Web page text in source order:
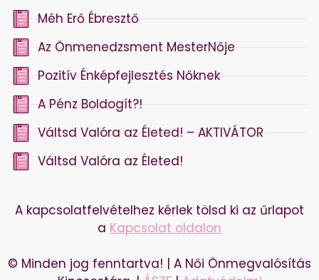
Méh Erő Ébresztő
Az Önmenedzsment MesterNője
Pozitív Énképfejlesztés Nőknek
A Pénz Boldogít?!
Váltsd Valóra az Életed! – AKTIVÁTOR
Váltsd Valóra az Életed!
A kapcsolatfelvételhez kérlek tölsd ki az űrlapot
a Kapcsolat oldalon
© Minden jog fenntartva! | A Női Önmegvalósítás